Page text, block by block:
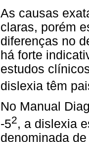
As causas
claras, porém
diferenças no
há forte
estudos
dislexia têm
No Manual
-52, a dislexia
denominada